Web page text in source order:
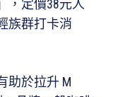
，定價38元人
族群打卡消
助於拉升 M